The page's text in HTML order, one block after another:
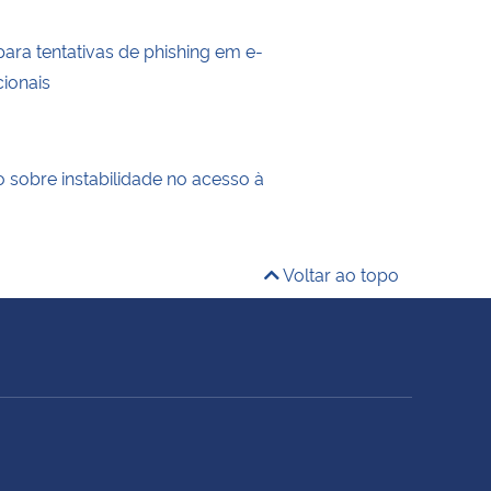
tentativas de phishing em e-
sobre instabilidade no acesso à
Voltar ao topo